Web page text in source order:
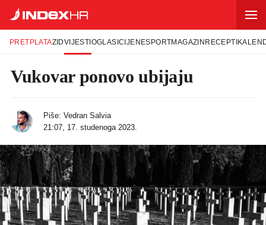
PRETPLATAZIDVIJESTI OGLASICIJENESPORTMAGAZIN RECEPTI
Vukovar ponovo ubijaju
Piše: Vedran Salvia
21:07, 17. studenoga 2023.